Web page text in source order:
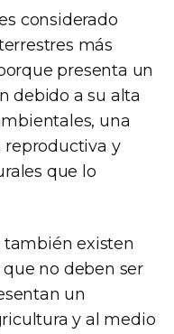
considerado
más
presenta un
debido a su alta
una
reproductiva y
que lo
existen
no deben ser
un
y al medio